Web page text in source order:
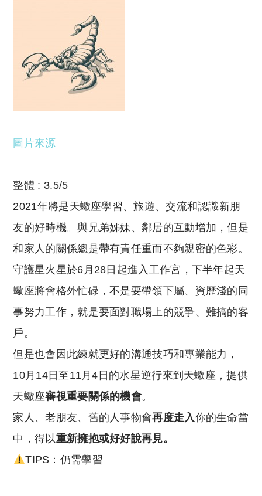
圖片來源
整體 : 3.5/5
2021年將是天蠍座學習、旅遊、交流和認識新朋
友的好時機。與兄弟姊妹、鄰居的互動增加，但是
和家人的關係總是帶有責任重而不夠親密的色彩。
守護星火星於6月28日起進入工作宮，下半年起天
蠍座將會格外忙碌，不是要帶領下屬、資歷淺的同
事努力工作，就是要面對職場上的競爭、難搞的客
戶。
但是也會因此練就更好的溝通技巧和專業能力，
10月14日至11月4日的水星逆行來到天蠍座，提供
天蠍座審視重要關係的機會。
家人、老朋友、舊的人事物會再度走入你的生命當
中，得以重新擁抱或好好說再見。
TIPS：仍需學習